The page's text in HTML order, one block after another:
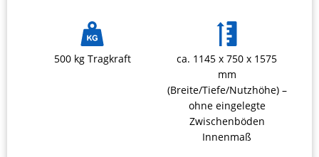
500 kg Tragkraft
ca. 1145 x 750 x 1575
mm
(Breite/Tiefe/Nutzhöhe) –
ohne eingelegte
Zwischenböden
Innenmaß